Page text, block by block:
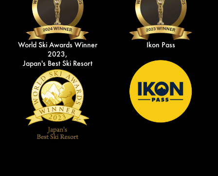
World Ski Awards Winner
2023,
Japan's Best Ski Resort
Ikon Pass